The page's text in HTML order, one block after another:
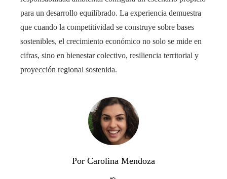
para un desarrollo equilibrado. La experiencia demuestra
que cuando la competitividad se construye sobre bases
sostenibles, el crecimiento económico no solo se mide en
cifras, sino en bienestar colectivo, resiliencia territorial y
proyección regional sostenida.
Por Carolina Mendoza